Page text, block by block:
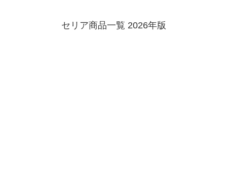
セリア商品一覧 2026年版